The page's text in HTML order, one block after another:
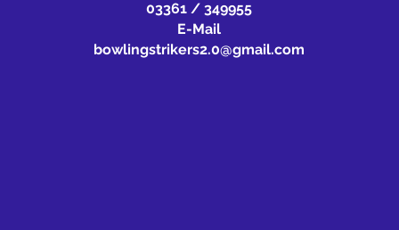
03361 / 349955
E-Mail
bowlingstrikers2.0@gmail.com